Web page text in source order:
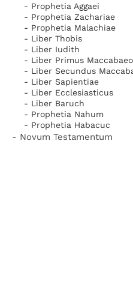
- Prophetia Aggaei
- Prophetia Zachariae
- Prophetia Malachiae
- Liber Thobis
- Liber Iudith
- Liber Primus
- Liber Secundus
- Liber Sapientiae
- Liber Ecclesiasticus
- Liber Baruch
- Prophetia Nahum
- Prophetia Habacuc
- Novum Testamentum
et Iephdaia et Phanuel
Et Samsari et Sohoria
et Iersia et Elia et
Hi capita familiarum
principes qui
In Gabaon autem
Gabaon, et nomen
filiusque eius
Gedor quoque et
et Macelloth genuit
adverso fratrum
Ner autem genuit
Saul genuit Ionathan